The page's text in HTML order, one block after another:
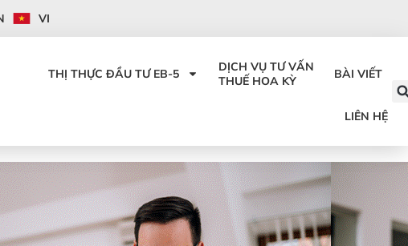
VI
THỊ THỰC ĐẦU TƯ EB-5
DỊCH VỤ TƯ VẤN
THUẾ HOA KỲ
BÀI VIẾT
LIÊN HỆ